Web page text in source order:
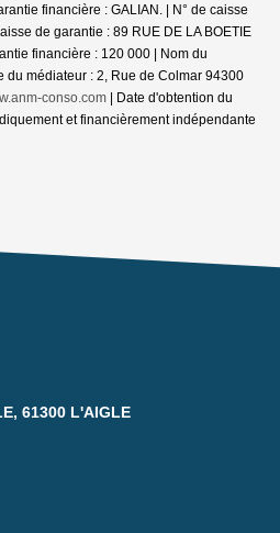
financière : GALIAN. | N° de caisse
de garantie : 89 RUE DE LA BOETIE
financière : 120 000 | Nom du
du médiateur : 2, Rue de Colmar 94300
conso.com | Date d'obtention du
et financièrement indépendante
61300 L'AIGLE